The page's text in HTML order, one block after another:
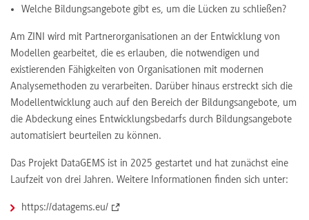
Welche Bildungsangebote gibt es, um die Lücken zu schließen?
Am ZINI wird mit Partnerorganisationen an der Entwicklung von
Modellen gearbeitet, die es erlauben, die notwendigen und
existierenden Fähigkeiten von Organisationen mit modernen
Analysemethoden zu verarbeiten. Darüber hinaus erstreckt sich die
Modellentwicklung auch auf den Bereich der Bildungsangebote, um
die Abdeckung eines Entwicklungsbedarfs durch Bildungsangebote
automatisiert beurteilen zu können.
Das Projekt DataGEMS ist in 2025 gestartet und hat zunächst eine
Laufzeit von drei Jahren. Weitere Informationen finden sich unter:
https://datagems.eu/